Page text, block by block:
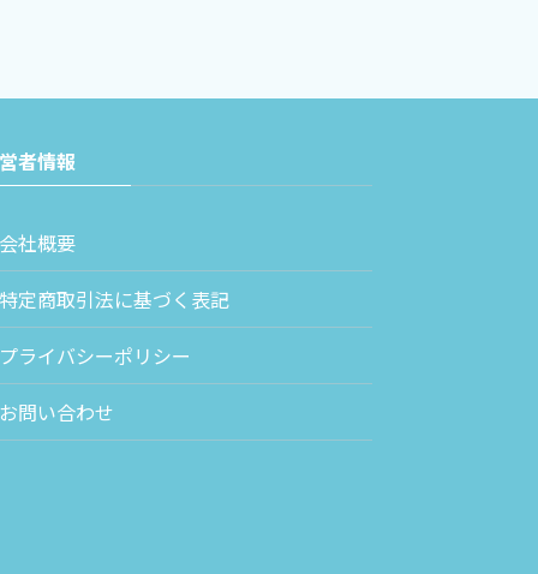
者情報
会社概要
特定商取引法に基づく表記
プライバシーポリシー
お問い合わせ